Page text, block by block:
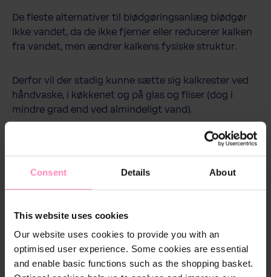
Consent Details About
This website uses cookies
Our website uses cookies to provide you with an
optimised user experience. Some cookies are essential
and enable basic functions such as the shopping basket.
De fleste alternativer til blødgøringsanlæg blødgør
ikke vandet, da de ikke fjerner eller reducerer kalken
fra vandet, men ændrer kalkens fysiske struktur.
Derfor vil der stadig kunne sætte sig kalkrester ved
håndvaske, i køkkenet og på glas og fliser (dog i
mindre grad end ved almindeligt vand).
blødgøringsanlæg blødgør ikke
vandet, da de ikke fjerner eller
reducerer kalken fra vandet,